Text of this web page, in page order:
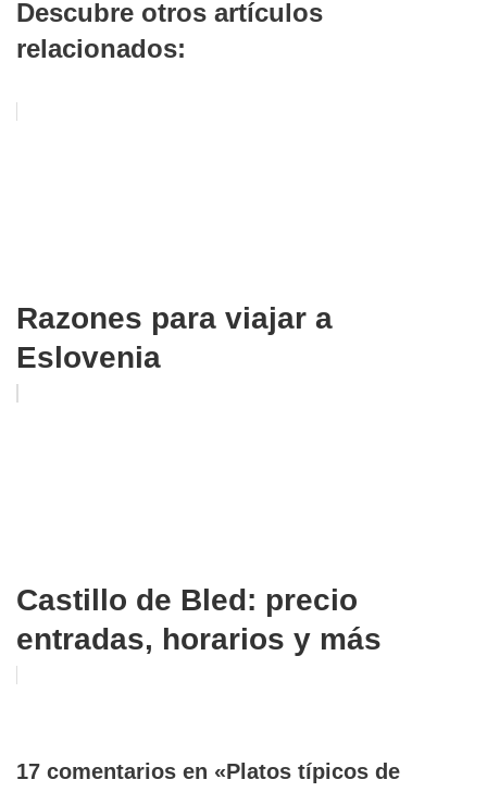
Descubre otros artículos
relacionados:
Razones para viajar a
Eslovenia
Castillo de Bled: precio
entradas, horarios y más
17 comentarios en «Platos típicos de